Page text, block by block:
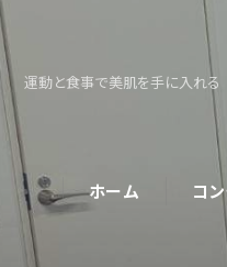
運動と食事で美肌を手に入れる
ホーム コ